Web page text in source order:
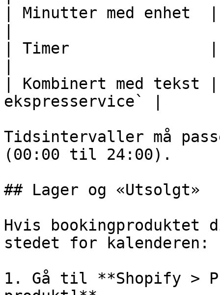
| Minutter med enhet
| Timer               |
| Kombinert med
ekspresservice` |
Tidsintervaller må
(00:00 til 24:00).
## Lager og «Utsolgt»
Hvis
stedet for kalenderen:
1. Gå til **Shopify >